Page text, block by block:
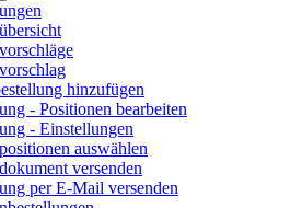
hinzufügen
- Positionen bearbeiten
- Einstellungen
auswählen
versenden
per E-Mail versenden